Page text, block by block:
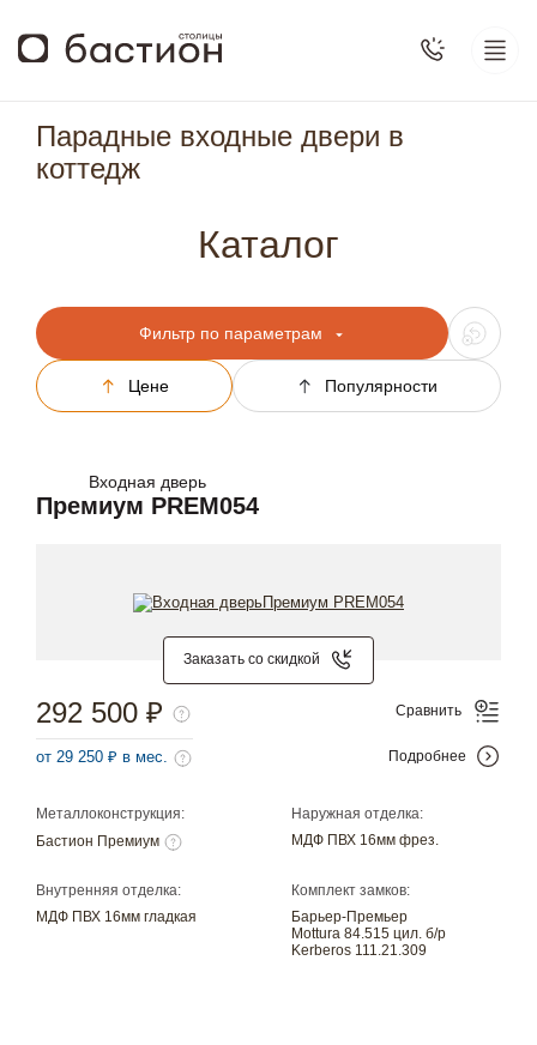
Парадные входные двери в
коттедж
Каталог
Фильтр по параметрам
Цене Популярности
Входная дверь
Премиум PREM054
Заказать со скидкой
Металлоконструкция:
Бастион Премиум
Наружная отделка:
МДФ ПВХ 16мм фрез.
Внутренняя отделка:
МДФ ПВХ 16мм гладкая
Комплект замков:
Барьер-Премьер
Mottura 84.515 цил. б/р
Kerberos 111.21.309
292 500 ₽
от 29 250 ₽ в мес.
Сравнить
Подробнее